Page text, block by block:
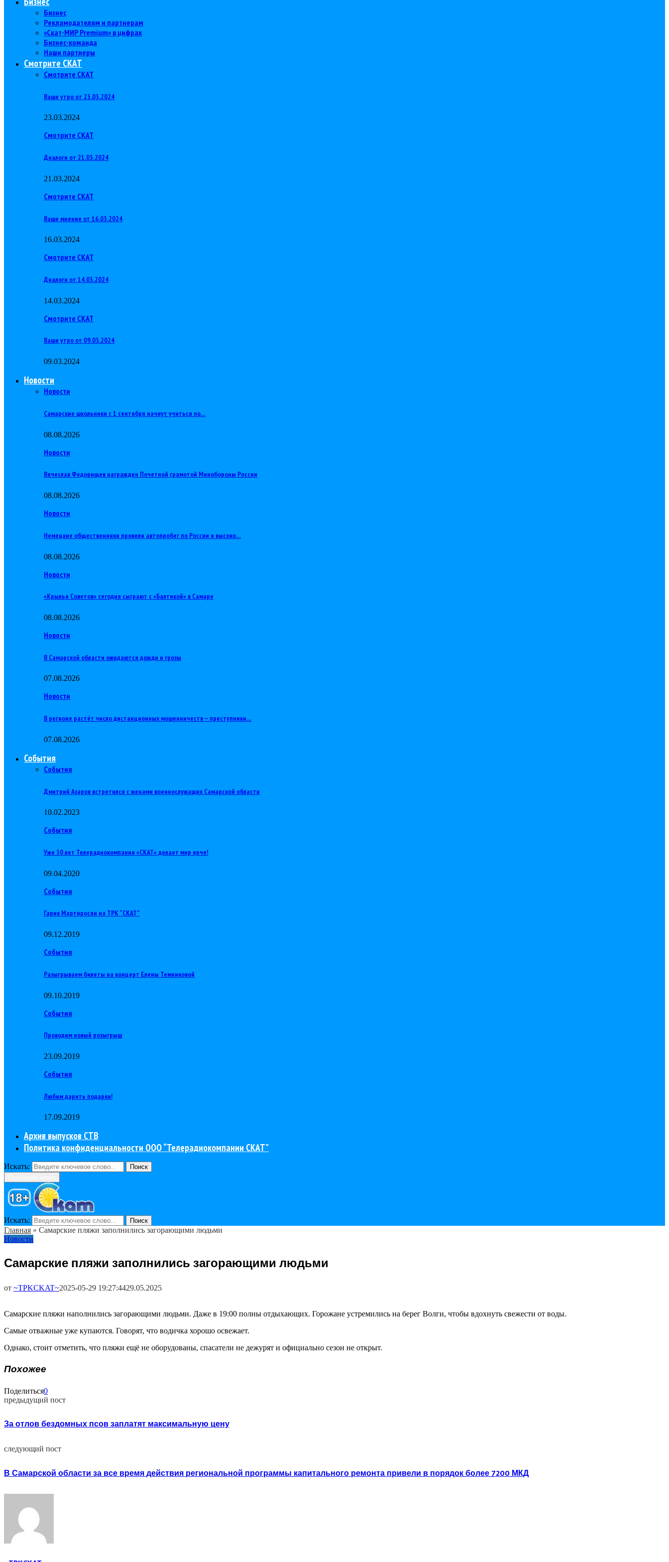
Бизнес
Рекламодателям и партнерам
«Скат-МИР Premium» в цифрах
Бизнес-команда
Наши партнеры
Смотрите СКАТ
Смотрите СКАТ
Ваше утро от 23.03.2024
23.03.2024
Смотрите СКАТ
Диалоги от 21.03.2024
21.03.2024
Смотрите СКАТ
Ваше мнение от 16.03.2024
16.03.2024
Смотрите СКАТ
Диалоги от 14.03.2024
14.03.2024
Смотрите СКАТ
Ваше утро от 09.03.2024
09.03.2024
Новости
Новости
Самарские школьники с 1 сентября начнут учиться по…
08.08.2026
Новости
Вячеслав Федорищев награжден Почетной грамотой Минобороны России
08.08.2026
Новости
Немецкие общественники провели автопробег по России и высоко…
08.08.2026
Новости
«Крылья Советов» сегодня сыграют с «Балтикой» в Самаре
08.08.2026
Новости
В Самарской области ожидаются дожди и грозы
07.08.2026
Новости
В регионе растёт число дистанционных мошенничеств — преступники…
07.08.2026
События
События
Дмитрий Азаров встретился с женами военнослужащих Самарской области
10.02.2023
События
Уже 30 лет Телерадиокомпания «СКАТ» делает мир ярче!
09.04.2020
События
Гарик Мартиросян на ТРК “СКАТ”
09.12.2019
События
Разыгрываем билеты на концерт Елены Темниковой
09.10.2019
События
Проводим новый розыгрыш
23.09.2019
События
Любим дарить подарки!
17.09.2019
Архив выпусков СТВ
Политика конфиденциальности ООО “Телерадиокомпании СКАТ”
Искать:
Поиск
Искать: Поиск
Главная » Самарские пляжи заполнились загорающими людьми
Новости
Самарские пляжи заполнились загорающими людьми
от ~TPKCKAT~2025-05-29 19:27:4429.05.2025
Самарские пляжи наполнились загорающими людьми. Даже в 19:00 полны отдыхающих. Горожане устремились на берег Волги, чтобы вдохнуть свежести от воды.
Самые отважные уже купаются. Говорят, что водичка хорошо освежает.
Однако, стоит отметить, что пляжи ещё не оборудованы, спасатели не дежурят и официально сезон не открыт.
Похожее
Поделиться0
предыдущий пост
За отлов бездомных псов заплатят максимальную цену
следующий пост
В Самарской области за все время действия региональной программы капитального ремонта привели в порядок более 7200 МКД